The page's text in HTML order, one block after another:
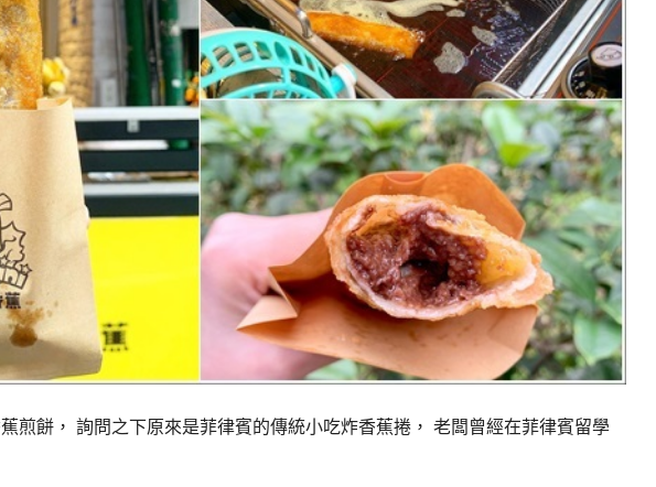
煎餅， 詢問之下原來是菲律賓的傳統小吃炸香蕉捲， 老闆曾經在菲律賓留學